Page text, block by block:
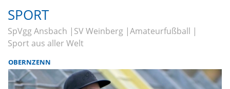
SPORT
SpVgg Ansbach SV Weinberg Amateurfußball
Sport aus aller Welt
OBERNZENN